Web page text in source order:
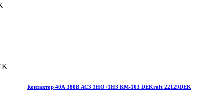
Контактор 40А 380В АС3 1НО+1НЗ КМ-103 DEKraft 22129DEK